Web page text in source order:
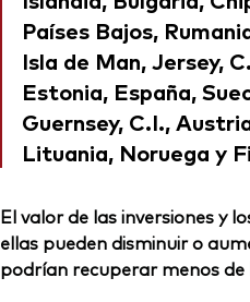
Países Bajos,
Isla de Man, Jersey,
Estonia, España,
Guernsey, C.I.,
Lituania, Noruega y
El valor de las inversiones y
ellas pueden disminuir o
podrían recuperar menos de